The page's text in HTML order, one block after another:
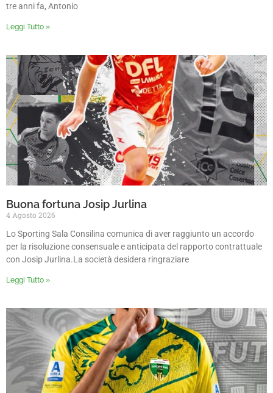
tre anni fa, Antonio
Leggi Tutto »
Buona fortuna Josip Jurlina
4 Agosto 2026
Lo Sporting Sala Consilina comunica di aver raggiunto un accordo
per la risoluzione consensuale e anticipata del rapporto contrattuale
con Josip Jurlina.La società desidera ringraziare
Leggi Tutto »